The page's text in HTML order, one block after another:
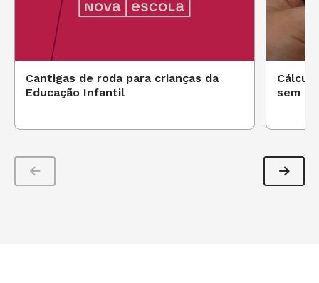
Cantigas de roda para crianças da
Educação Infantil
sem